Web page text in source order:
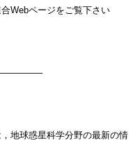
Webページをご覧下さい
地球惑星科学分野の最新の情